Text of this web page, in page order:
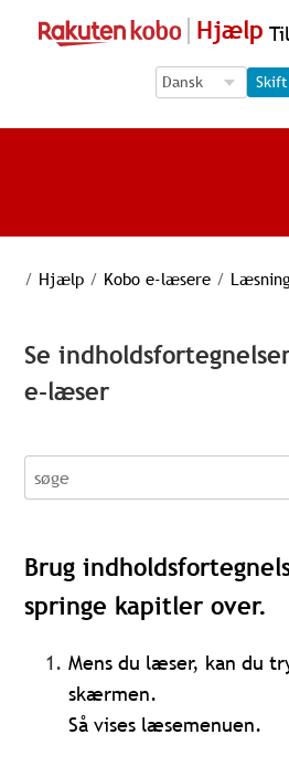
Hjælp
Language
Language
/ Hjælp / Kobo e-læsere / Læsning
Se
e-læser
søge
Brug
springe kapitler over.
Mens du læser, kan du
skærmen.
Så vises læsemenuen.